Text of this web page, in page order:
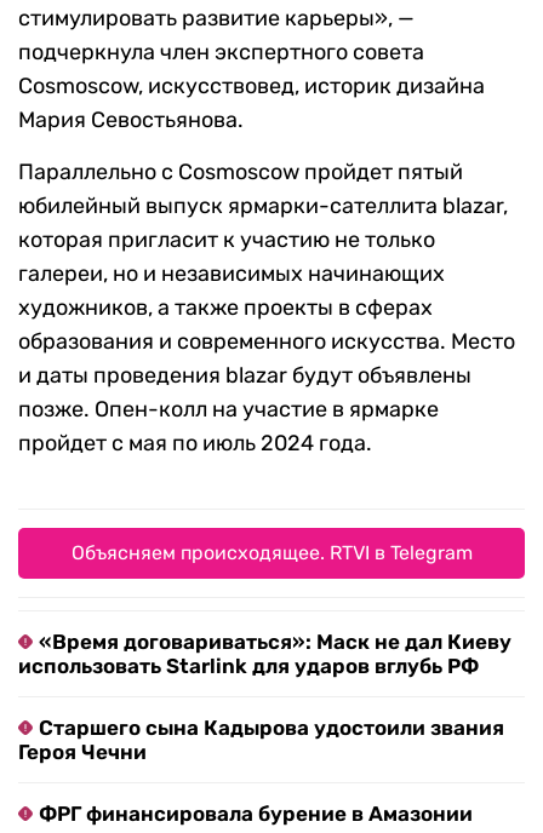
стимулировать развитие карьеры», —
подчеркнула член экспертного совета
Cosmoscow, искусствовед, историк дизайна
Мария Севостьянова.
Параллельно с Cosmoscow пройдет пятый
юбилейный выпуск ярмарки-сателлита blazar,
которая пригласит к участию не только
галереи, но и независимых начинающих
художников, а также проекты в сферах
образования и современного искусства. Место
и даты проведения blazar будут объявлены
позже. Опен-колл на участие в ярмарке
пройдет с мая по июль 2024 года.
Объясняем происходящее. RTVI в Telegram
«Время договариваться»: Маск не дал Киеву
использовать Starlink для ударов вглубь РФ
Старшего сына Кадырова удостоили звания
Героя Чечни
ФРГ финансировала бурение в Амазонии